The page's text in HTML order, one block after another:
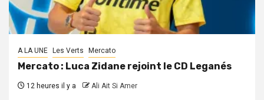
A LA UNE Les Verts Mercato
Mercato : Luca Zidane rejoint le CD Leganés
12 heures il y a Ali Ait Si Amer